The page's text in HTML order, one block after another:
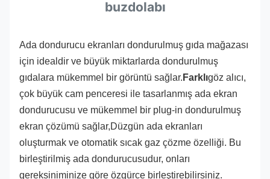
buzdolabı
Ada dondurucu ekranları dondurulmuş gıda mağazası
için idealdir ve büyük miktarlarda dondurulmuş
gıdalara mükemmel bir görüntü sağlar. Farklıgöz alıcı,
çok büyük cam penceresi ile tasarlanmış ada ekran
dondurucusu ve mükemmel bir plug-in dondurulmuş
ekran çözümü sağlar,Düzgün ada ekranları
oluşturmak ve otomatik sıcak gaz çözme özelliği. Bu
birleştirilmiş ada dondurucusudur, onları
gereksiniminize göre özgürce birleştirebilirsiniz.